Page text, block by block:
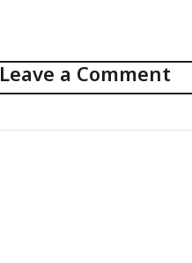
Leave a Comment